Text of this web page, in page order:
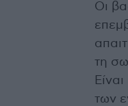
Οι
τη
των